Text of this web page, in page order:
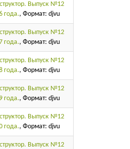
Выпуск №12
года., Формат: djvu
Выпуск №12
года., Формат: djvu
Выпуск №12
года., Формат: djvu
Выпуск №12
года., Формат: djvu
Выпуск №12
года., Формат: djvu
Выпуск №12